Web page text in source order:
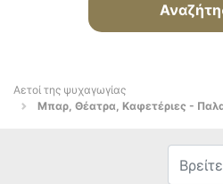
Αετοί της ψυχαγωγίας
Μπαρ, Θέατρα, Καφετέριες -